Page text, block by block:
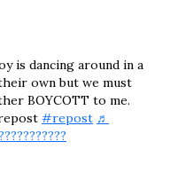
is dancing around in a
own but we must
BOYCOTT to me.
#repost ♬